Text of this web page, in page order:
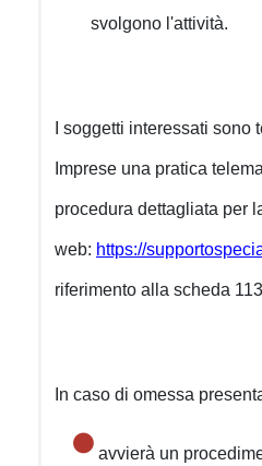
svolgono l'attività.
I soggetti interessati
Imprese una pratica
procedura dettagliata per
web: https://
riferimento alla scheda
In caso di omessa
avvierà un